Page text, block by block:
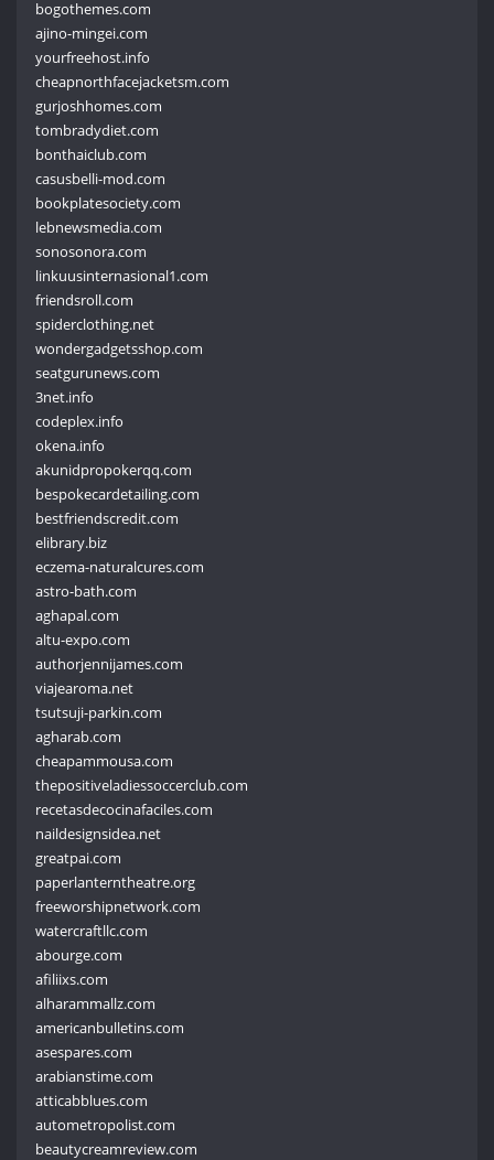
bogothemes.com
ajino-mingei.com
yourfreehost.info
cheapnorthfacejacketsm.com
gurjoshhomes.com
tombradydiet.com
bonthaiclub.com
casusbelli-mod.com
bookplatesociety.com
lebnewsmedia.com
sonosonora.com
linkuusinternasional1.com
friendsroll.com
spiderclothing.net
wondergadgetsshop.com
seatgurunews.com
3net.info
codeplex.info
okena.info
akunidpropokerqq.com
bespokecardetailing.com
bestfriendscredit.com
elibrary.biz
eczema-naturalcures.com
astro-bath.com
aghapal.com
altu-expo.com
authorjennijames.com
viajearoma.net
tsutsuji-parkin.com
agharab.com
cheapammousa.com
thepositiveladiessoccerclub.com
recetasdecocinafaciles.com
naildesignsidea.net
greatpai.com
paperlanterntheatre.org
freeworshipnetwork.com
watercraftllc.com
abourge.com
afiliixs.com
alharammallz.com
americanbulletins.com
asespares.com
arabianstime.com
atticabblues.com
autometropolist.com
beautycreamreview.com